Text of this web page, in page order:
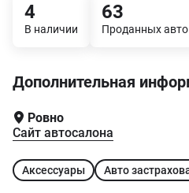
4
В наличии
63
Проданных авто
Дополнительная
Ровно
Сайт автосалона
Аксессуары Авто